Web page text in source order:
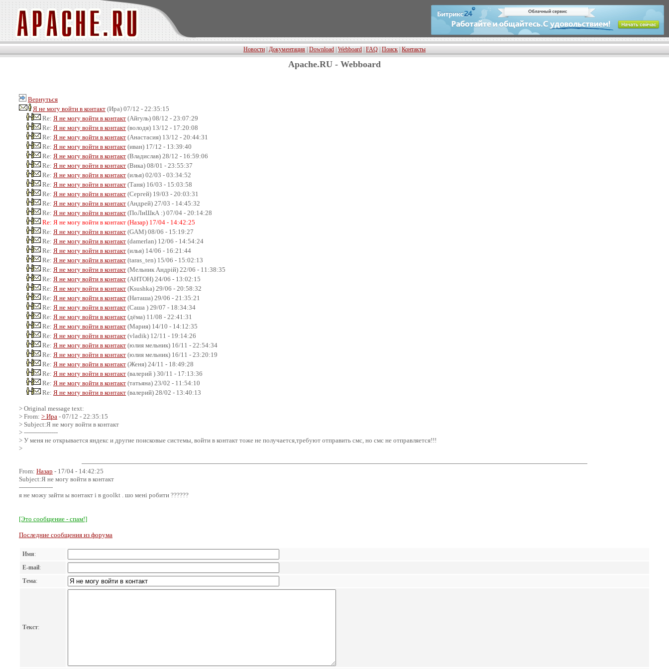
Новости Документация Download Webboard FAQ Поиск Контакты
Apache.RU - Webboard
Вернуться
Я не могу войти в контакт (Ира) 07/12 - 22:35:15
Re: Я не могу войти в контакт (Айгуль) 08/12 - 23:07:29
Re: Я не могу войти в контакт (володя) 13/12 - 17:20:08
Re: Я не могу войти в контакт (Анастасия) 13/12 - 20:44:31
Re: Я не могу войти в контакт (иван) 17/12 - 13:39:40
Re: Я не могу войти в контакт (Владислав) 28/12 - 16:59:06
Re: Я не могу войти в контакт (Вика) 08/01 - 23:55:37
Re: Я не могу войти в контакт (илья) 02/03 - 03:34:52
Re: Я не могу войти в контакт (Таня) 16/03 - 15:03:58
Re: Я не могу войти в контакт (Сергей) 19/03 - 20:03:31
Re: Я не могу войти в контакт (Андрей) 27/03 - 14:45:32
Re: Я не могу войти в контакт (ПоЛиШкА :) 07/04 - 20:14:28
Re: Я не могу войти в контакт (Назар) 17/04 - 14:42:25
Re: Я не могу войти в контакт (GAM) 08/06 - 15:19:27
Re: Я не могу войти в контакт (damerlan) 12/06 - 14:54:24
Re: Я не могу войти в контакт (илья) 14/06 - 16:21:44
Re: Я не могу войти в контакт (taras_ten) 15/06 - 15:02:13
Re: Я не могу войти в контакт (Мельник Андрій) 22/06 - 11:38:35
Re: Я не могу войти в контакт (АНТОН) 24/06 - 13:02:15
Re: Я не могу войти в контакт (Ksushka) 29/06 - 20:58:32
Re: Я не могу войти в контакт (Наташа) 29/06 - 21:35:21
Re: Я не могу войти в контакт (Саша ) 29/07 - 18:34:34
Re: Я не могу войти в контакт (дёма) 11/08 - 22:41:31
Re: Я не могу войти в контакт (Мария) 14/10 - 14:12:35
Re: Я не могу войти в контакт (vladik) 12/11 - 19:14:26
Re: Я не могу войти в контакт (юлия мельник) 16/11 - 22:54:34
Re: Я не могу войти в контакт (юлия мельник) 16/11 - 23:20:19
Re: Я не могу войти в контакт (Женя) 24/11 - 18:49:28
Re: Я не могу войти в контакт (валерий ) 30/11 - 17:13:36
Re: Я не могу войти в контакт (татьяна) 23/02 - 11:54:10
Re: Я не могу войти в контакт (валерий) 28/02 - 13:40:13
> Original message text:
> From: > Ира - 07/12 - 22:35:15
> Subject:Я не могу войти в контакт
> -----------------
> У меня не открывается яндекс и другие поисковые системы, войти в контакт тоже не получается,требуют отправить смс, но смс не отправляется!!!
>
From: Назар - 17/04 - 14:42:25
Subject:Я не могу войти в контакт
-----------------
я не можу зайти ы вонтакт і в goolkt . шо мені робити ??????
[Это сообщение - спам!]
Последние сообщения из форума
Имя:
E-mail:
Тема:
Текст: